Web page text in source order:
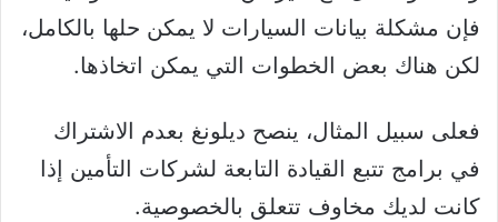
فإن مشكلة بيانات السيارات لا يمكن حلها بالكامل،
لكن هناك بعض الخطوات التي يمكن اتخاذها.
فعلى سبيل المثال، ينصح ديلونغ بعدم الاشتراك
في برامج تتبع القيادة التابعة لشركات التأمين إذا
كانت لديك مخاوف تتعلق بالخصوصية.